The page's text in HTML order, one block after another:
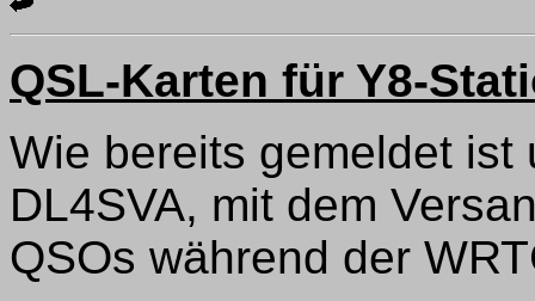
QSL-Karten für Y8-
Wie bereits gemeldet ist
DL4SVA, mit dem
QSOs während der